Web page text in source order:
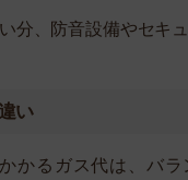
分、防音設備やセキ
い
かるガス代は、バ